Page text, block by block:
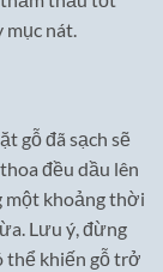
nát.
gỗ đã sạch sẽ
đều dầu lên
một khoảng thời
Lưu ý, đừng
thể khiến gỗ trở